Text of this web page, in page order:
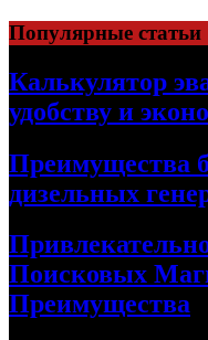
Skip
to
content
Популярные статьи
Калькулятор
удобству и
Преимущества
дизельных
Поисковых
Преимущества